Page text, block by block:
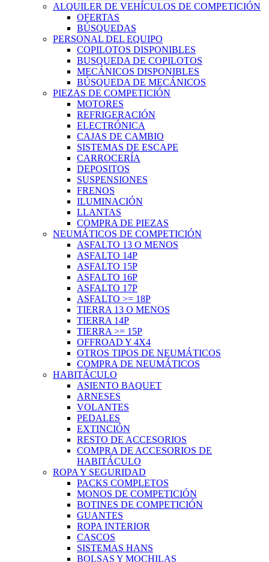
ALQUILER DE VEHÍCULOS DE COMPETICIÓN
OFERTAS
BÚSQUEDAS
PERSONAL DEL EQUIPO
COPILOTOS DISPONIBLES
BUSQUEDA DE COPILOTOS
MECÁNICOS DISPONIBLES
BÚSQUEDA DE MECÁNICOS
PIEZAS DE COMPETICIÓN
MOTORES
REFRIGERACIÓN
ELECTRÓNICA
CAJAS DE CAMBIO
SISTEMAS DE ESCAPE
CARROCERÍA
DEPOSITOS
SUSPENSIONES
FRENOS
ILUMINACIÓN
LLANTAS
COMPRA DE PIEZAS
NEUMÁTICOS DE COMPETICIÓN
ASFALTO 13 O MENOS
ASFALTO 14P
ASFALTO 15P
ASFALTO 16P
ASFALTO 17P
ASFALTO >= 18P
TIERRA 13 O MENOS
TIERRA 14P
TIERRA >= 15P
OFFROAD Y 4X4
OTROS TIPOS DE NEUMÁTICOS
COMPRA DE NEUMÁTICOS
HABITÁCULO
ASIENTO BAQUET
ARNESES
VOLANTES
PEDALES
EXTINCIÓN
RESTO DE ACCESORIOS
COMPRA DE ACCESORIOS DE
HABITÁCULO
ROPA Y SEGURIDAD
PACKS COMPLETOS
MONOS DE COMPETICIÓN
BOTINES DE COMPETICIÓN
GUANTES
ROPA INTERIOR
CASCOS
SISTEMAS HANS
BOLSAS Y MOCHILAS